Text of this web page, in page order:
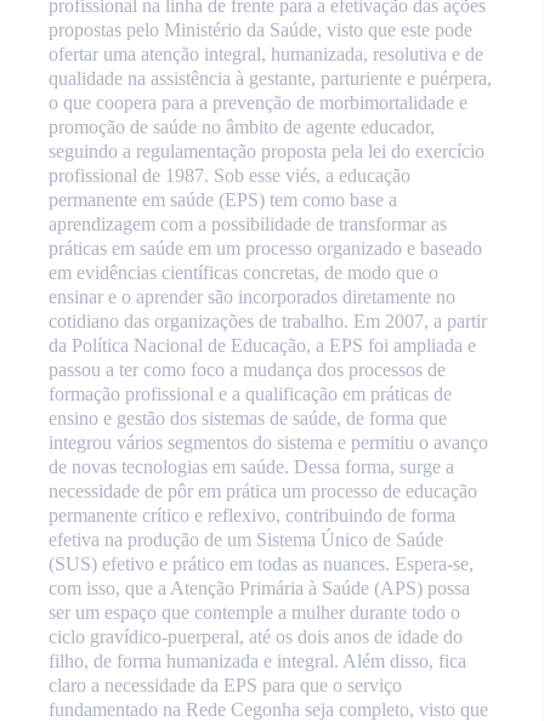
profissional na linha de frente para a efetivação das ações
propostas pelo Ministério da Saúde, visto que este pode
ofertar uma atenção integral, humanizada, resolutiva e de
qualidade na assistência à gestante, parturiente e puérpera,
o que coopera para a prevenção de morbimortalidade e
promoção de saúde no âmbito de agente educador,
seguindo a regulamentação proposta pela lei do exercício
profissional de 1987. Sob esse viés, a educação
permanente em saúde (EPS) tem como base a
aprendizagem com a possibilidade de transformar as
práticas em saúde em um processo organizado e baseado
em evidências científicas concretas, de modo que o
ensinar e o aprender são incorporados diretamente no
cotidiano das organizações de trabalho. Em 2007, a partir
da Política Nacional de Educação, a EPS foi ampliada e
passou a ter como foco a mudança dos processos de
formação profissional e a qualificação em práticas de
ensino e gestão dos sistemas de saúde, de forma que
integrou vários segmentos do sistema e permitiu o avanço
de novas tecnologias em saúde. Dessa forma, surge a
necessidade de pôr em prática um processo de educação
permanente crítico e reflexivo, contribuindo de forma
efetiva na produção de um Sistema Único de Saúde
(SUS) efetivo e prático em todas as nuances. Espera-se,
com isso, que a Atenção Primária à Saúde (APS) possa
ser um espaço que contemple a mulher durante todo o
ciclo gravídico-puerperal, até os dois anos de idade do
filho, de forma humanizada e integral. Além disso, fica
claro a necessidade da EPS para que o serviço
fundamentado na Rede Cegonha seja completo, visto que